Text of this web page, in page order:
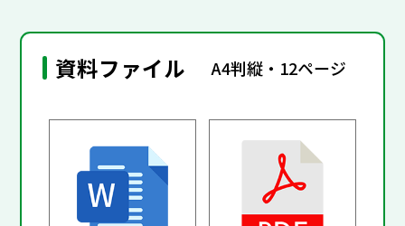
資料ファイル A4判縦・12ページ